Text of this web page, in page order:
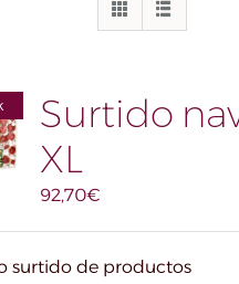
Surtido
XL
92,70€
surtido de productos